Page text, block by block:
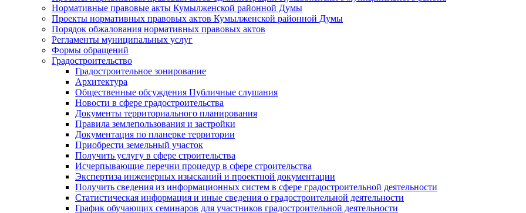
Нормативные правовые акты Кумылженской районной Думы
Проекты нормативных правовых актов Кумылженской районной Думы
Порядок обжалования нормативных правовых актов
Регламенты муниципальных услуг
Формы обращений
Градостроительство
Градостроительное зонирование
Архитектура
Общественные обсуждения Публичные слушания
Новости в сфере градостроительства
Документы территориального планирования
Правила землепользования и застройки
Документация по планерке территории
Приобрести земельный участок
Получить услугу в сфере строительства
Исчерпывающие перечни процедур в сфере строительства
Экспертиза инженерных изысканий и проектной документации
Получить сведения из информационных систем в сфере градостроительной деятельности
Статистическая информация и иные сведения о градостроительной деятельности
График обучающих семинаров для участников градостроительной деятельности